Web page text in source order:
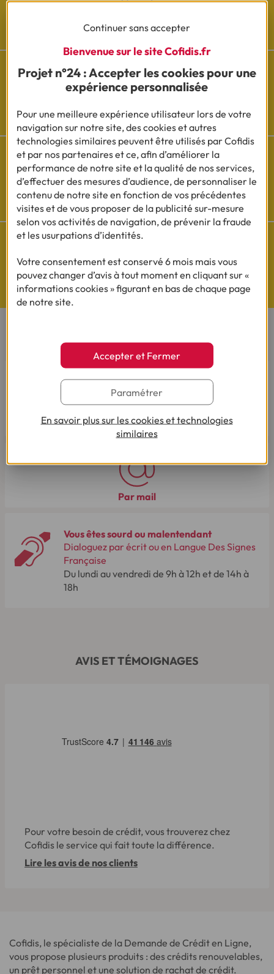
Les actualités Cofidis
Découvrez l'espace questions/réponses
Cofidis sur les
réseaux sociaux
Questions de Budget
Nos études exclusives
CONTACTEZ-NOUS
Par téléphone
Du lundi au vendredi de 8h00 à 19h00
Le samedi de 8h00 à 14h00.
opérateur).
Par mail
Vous êtes sourd ou malentendant
Dialoguez par écrit ou en Langue Des Signes
Française
Du lundi au vendredi de 9h à 12h et de 14h à
18h
AVIS ET TÉMOIGNAGES
Pour votre besoin de crédit, vous trouverez chez
Cofidis le service qui fait toute la différence.
Lire les avis de nos clients
Cofidis, le spécialiste de la Demande de Crédit en Ligne,
vous propose plusieurs produits : des crédits renouvelables,
un prêt personnel et une solution de rachat de crédit.
Continuer sans accepter
Bienvenue sur le site Cofidis.fr
Projet n°24 : Accepter les cookies pour une
expérience personnalisée
Pour une meilleure expérience utilisateur lors de votre
navigation sur notre site, des cookies et autres
technologies similaires peuvent être utilisés par Cofidis
et par nos partenaires et ce, afin d’améliorer la
performance de notre site et la qualité de nos services,
d’effectuer des mesures d’audience, de personnaliser le
contenu de notre site en fonction de vos précédentes
visites et de vous proposer de la publicité sur-mesure
selon vos activités de navigation, de prévenir la fraude
et les usurpations d’identités.
Votre consentement est conservé 6 mois mais vous
pouvez changer d’avis à tout moment en cliquant sur «
informations cookies » figurant en bas de chaque page
de notre site.
Accepter et Fermer
Paramétrer
En savoir plus sur les cookies et technologies
similaires